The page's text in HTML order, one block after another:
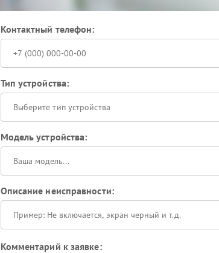
Контактный телефон:
Тип устройства:
Выберите тип устройства
Модель устройства:
Описание неисправности:
Комментарий к заявке: